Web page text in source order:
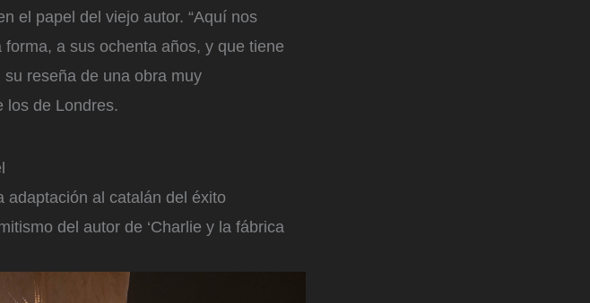
el papel del viejo autor. “Aquí nos
a sus ochenta años, y que tiene
su reseña de una obra muy
los de Londres.
adaptación al catalán del éxito
del autor de ‘Charlie y la fábrica